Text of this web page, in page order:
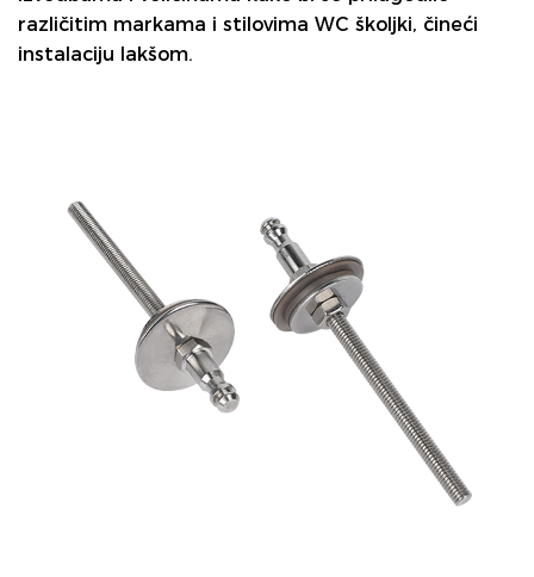
različitim markama i stilovima WC školjki, čineći
instalaciju lakšom.